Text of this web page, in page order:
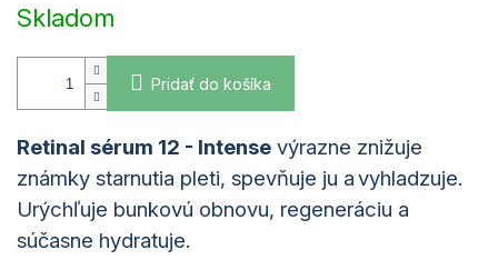
cena:
Skladom
Pridať do košíka
Retinal sérum 12 - Intense výrazne znižuje
známky starnutia pleti, spevňuje ju a vyhladzuje.
Urýchľuje bunkovú obnovu, regeneráciu a
súčasne hydratuje.